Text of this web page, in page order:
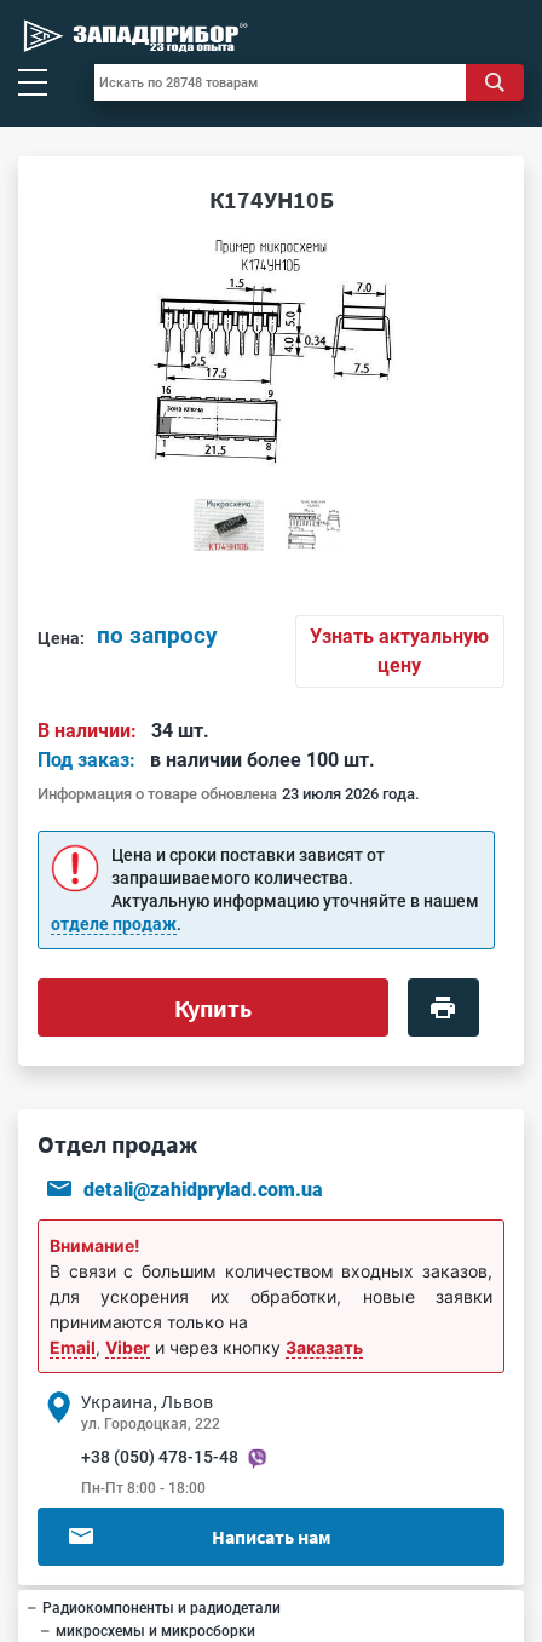
К174УН10Б
Цена: по запросу
Узнать актуальную
цену
В наличии:
34 шт.
Под заказ:
в наличии более 100 шт.
Информация о товаре обновлена 23 июля 2026 года.
Цена и сроки поставки зависят от
запрашиваемого количества.
Актуальную информацию уточняйте в нашем
отделе продаж.
Купить
Отдел продаж
detali@zahidprylad.com.ua
Внимание!
В связи с большим количеством входных заказов,
для ускорения их обработки, новые заявки
принимаются только на
Email, Viber и через кнопку Заказать
Украина, Львов
ул. Городоцкая, 222
+38 (050) 478-15-48
Пн-Пт 8:00 - 18:00
Написать нам
Радиокомпоненты и радиодетали
микросхемы и микросборки